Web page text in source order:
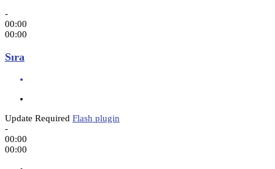
-
00:00
00:00
Sıra
Update Required Flash plugin
-
00:00
00:00